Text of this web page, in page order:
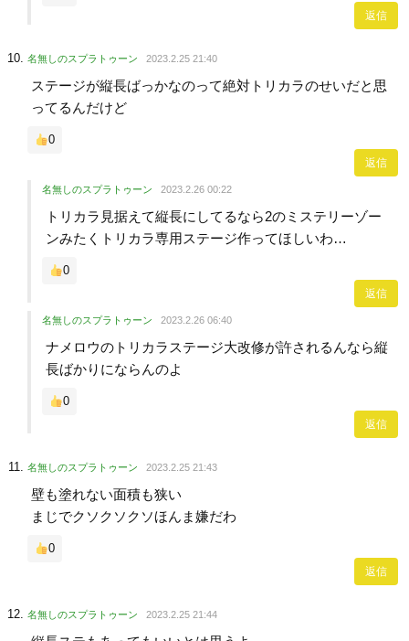
返信
名無しのスプラトゥーン 2023.2.25 21:40
ステージが縦長ばっかなのって絶対トリカラのせいだと思
ってるんだけど
0
返信
名無しのスプラトゥーン 2023.2.26 00:22
トリカラ見据えて縦長にしてるなら2のミステリーゾー
ンみたくトリカラ専用ステージ作ってほしいわ…
0
返信
名無しのスプラトゥーン 2023.2.26 06:40
ナメロウのトリカラステージ大改修が許されるんなら縦
長ばかりにならんのよ
0
返信
名無しのスプラトゥーン 2023.2.25 21:43
壁も塗れない面積も狭い
まじでクソクソクソほんま嫌だわ
0
返信
名無しのスプラトゥーン 2023.2.25 21:44